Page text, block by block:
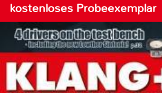
kostenloses Probeexemplar